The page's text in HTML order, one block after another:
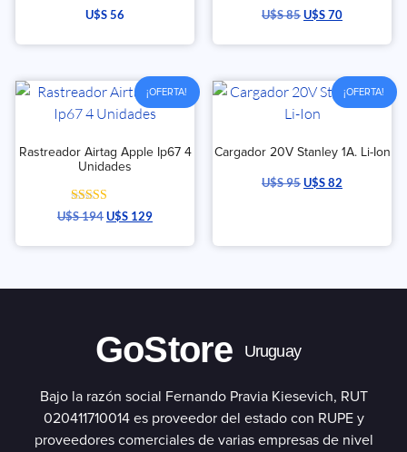
U$S56 U$S85U$S70
¡OFERTA!
Rastreador Airtag Apple Ip67 4
Unidades
Valorado con
5.00
U$S194U$S 129
¡OFERTA!
Cargador 20V Stanley 1A. Li-Ion
U$S95U$S82
GoStore Uruguay
Bajo la razón social Fernando Pravia Kiesevich, RUT
020411710014 es proveedor del estado con RUPE y
proveedores comerciales de varias empresas de nivel